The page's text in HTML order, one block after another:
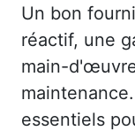
Un bon
réactif, une
main-
essentiels